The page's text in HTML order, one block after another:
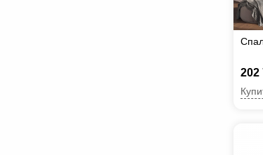
202